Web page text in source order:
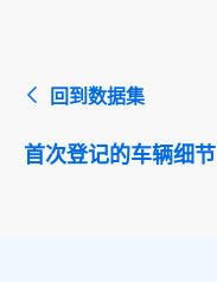
回到数据集
首次登记的车辆细节